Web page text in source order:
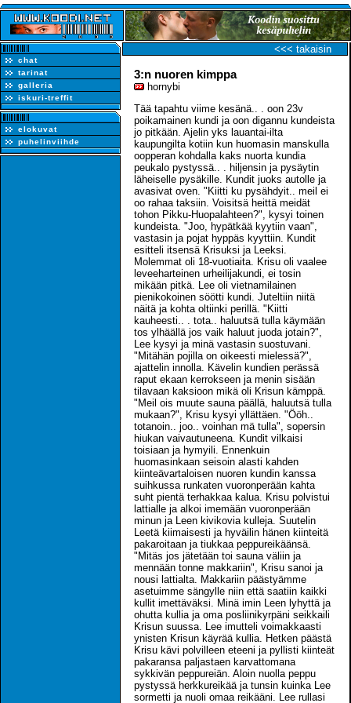
chat
tarinat
galleria
iskuri-treffit
elokuvat
puhelinviihde
<<< takaisin
3:n nuoren kimppa
hornybi
Tää tapahtu viime kesänä.. . oon 23v
poikamainen kundi ja oon digannu kundeista
jo pitkään. Ajelin yks lauantai-ilta
kaupungilta kotiin kun huomasin manskulla
oopperan kohdalla kaks nuorta kundia
peukalo pystyssä.. . hiljensin ja pysäytin
läheiselle pysäkille. Kundit juoks autolle ja
avasivat oven. "Kiitti ku pysähdyit.. meil ei
oo rahaa taksiin. Voisitsä heittä meidät
tohon Pikku-Huopalahteen?", kysyi toinen
kundeista. "Joo, hypätkää kyytiin vaan",
vastasin ja pojat hyppäs kyyttiin. Kundit
esitteli itsensä Krisuksi ja Leeksi.
Molemmat oli 18-vuotiaita. Krisu oli vaalee
leveeharteinen urheilijakundi, ei tosin
mikään pitkä. Lee oli vietnamilainen
pienikokoinen söötti kundi. Juteltiin niitä
näitä ja kohta oltiinki perillä. "Kiitti
kauheesti.. . tota.. haluutsä tulla käymään
tos ylhäällä jos vaik haluut juoda jotain?",
Lee kysyi ja minä vastasin suostuvani.
"Mitähän pojilla on oikeesti mielessä?",
ajattelin innolla. Kävelin kundien perässä
raput ekaan kerrokseen ja menin sisään
tilavaan kaksioon mikä oli Krisun kämppä.
"Meil ois muute sauna päällä, haluutsä tulla
mukaan?", Krisu kysyi yllättäen. "Ööh..
totanoin.. joo.. voinhan mä tulla", sopersin
hiukan vaivautuneena. Kundit vilkaisi
toisiaan ja hymyili. Ennenkuin
huomasinkaan seisoin alasti kahden
kiinteävartaloisen nuoren kundin kanssa
suihkussa runkaten vuoronperään kahta
suht pientä terhakkaa kalua. Krisu polvistui
lattialle ja alkoi imemään vuoronperään
minun ja Leen kivikovia kulleja. Suutelin
Leetä kiimaisesti ja hyväilin hänen kiinteitä
pakaroitaan ja tiukkaa peppureikäänsä.
"Mitäs jos jätetään toi sauna väliin ja
mennään tonne makkariin", Krisu sanoi ja
nousi lattialta. Makkariin päästyämme
asetuimme sängylle niin että saatiin kaikki
kullit imettäväksi. Minä imin Leen lyhyttä ja
ohutta kullia ja oma posliinikyrpäni seikkaili
Krisun suussa. Lee imutteli voimakkaasti
ynisten Krisun käyrää kullia. Hetken päästä
Krisu kävi polvilleen eteeni ja pyllisti kiinteät
pakaransa paljastaen karvattomana
sykkivän peppureiän. Aloin nuolla peppu
pystyssä herkkureikää ja tunsin kuinka Lee
sormetti ja nuoli omaa reikääni. Lee rullasi